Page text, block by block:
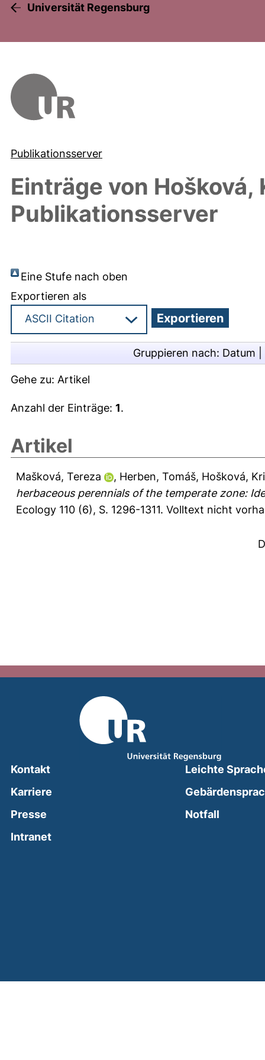
Universität Regensburg
Publikationsserver
Einträge von Hošková,
Publikationsserver
Eine Stufe nach oben
Exportieren als
Gruppieren nach: Datum
Gehe zu: Artikel
Anzahl der Einträge: 1.
Artikel
Mašková, Tereza , Herben, Tomáš, Hošková,
herbaceous perennials of the temperate zone:
Ecology 110 (6), S. 1296-1311. Volltext nicht
Kontakt
Karriere
Presse
Intranet(external link, opens in a new window)
Leichte
Notfall